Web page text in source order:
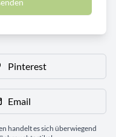
Pinterest
Email
handelt es sich überwiegend